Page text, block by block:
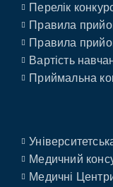
Перелік
Правила
Правила
Вартість
Приймальна
Медичний
Медичні